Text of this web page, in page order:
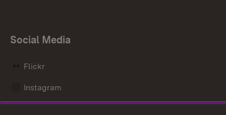
Social Media
Flickr
Instagram